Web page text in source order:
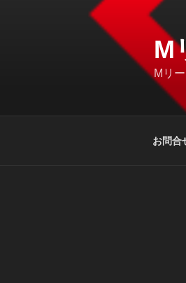
M
Mリ
お問合